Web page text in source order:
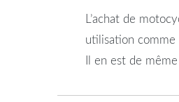
L’achat de
utilisation comme
Il en est de